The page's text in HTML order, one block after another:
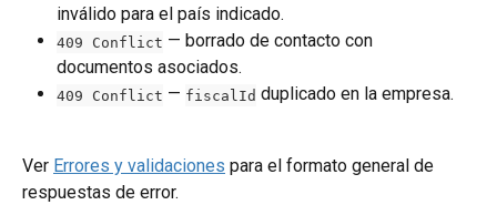
inválido para el país indicado.
409 Conflict — borrado de contacto con
documentos asociados.
409 Conflict — fiscalId duplicado en la empresa.
Ver Errores y validaciones para el formato general de
respuestas de error.